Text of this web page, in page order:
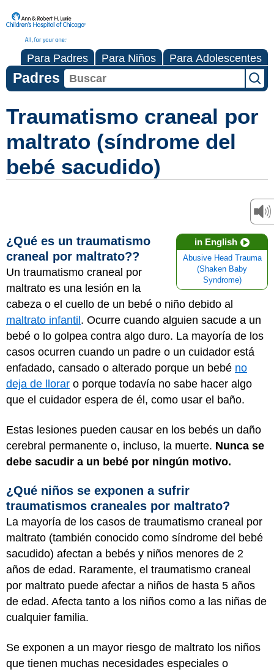
Para Padres Para Niños Para Adolescentes
Padres
Traumatismo craneal por
maltrato (síndrome del
bebé sacudido)
in English
Abusive Head Trauma
(Shaken Baby
Syndrome)
¿Qué es un traumatismo
craneal por maltrato??
Un traumatismo craneal por
maltrato es una lesión en la
cabeza o el cuello de un bebé o niño debido al
maltrato infantil . Ocurre cuando alguien sacude a un
bebé o lo golpea contra algo duro. La mayoría de los
casos ocurren cuando un padre o un cuidador está
enfadado, cansado o alterado porque un bebé no
deja de llorar o porque todavía no sabe hacer algo
que el cuidador espera de él, como usar el baño.
Estas lesiones pueden causar en los bebés un daño
cerebral permanente o, incluso, la muerte. Nunca se
debe sacudir a un bebé por ningún motivo.
¿Qué niños se exponen a sufrir
traumatismos craneales por maltrato?
La mayoría de los casos de traumatismo craneal por
maltrato (también conocido como síndrome del bebé
sacudido) afectan a bebés y niños menores de 2
años de edad. Raramente, el traumatismo craneal
por maltrato puede afectar a niños de hasta 5 años
de edad. Afecta tanto a los niños como a las niñas de
cualquier familia.
Se exponen a un mayor riesgo de maltrato los niños
que tienen muchas necesidades especiales o